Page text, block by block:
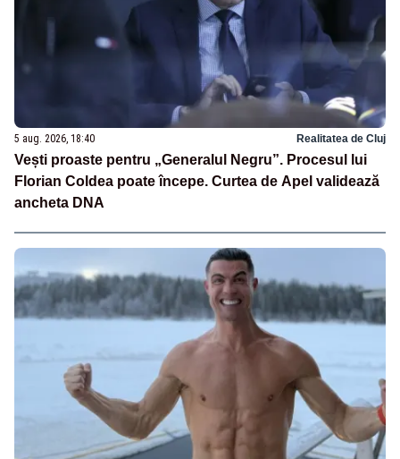
5 aug. 2026, 18:40 Realitatea de Cluj
Vești proaste pentru „Generalul Negru”. Procesul lui
Florian Coldea poate începe. Curtea de Apel validează
ancheta DNA